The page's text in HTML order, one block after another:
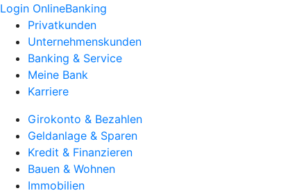
Login OnlineBanking
Privatkunden
Unternehmenskunden
Banking & Service
Meine Bank
Karriere
Girokonto & Bezahlen
Geldanlage & Sparen
Kredit & Finanzieren
Bauen & Wohnen
Immobilien